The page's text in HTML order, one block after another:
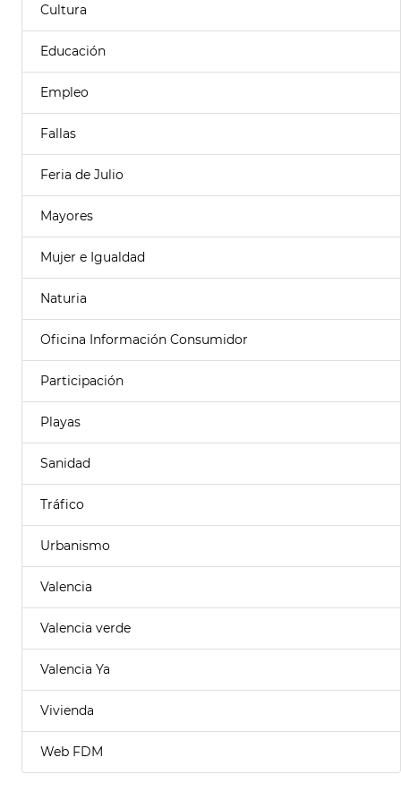
Cultura
Educación
Empleo
Fallas
Feria de Julio
Mayores
Mujer e Igualdad
Naturia
Oficina Información Consumidor
Participación
Playas
Sanidad
Tráfico
Urbanismo
Valencia
Valencia verde
Valencia Ya
Vivienda
Web FDM